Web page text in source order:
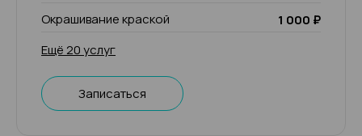
Окрашивание краской
1 000 ₽
Ещё 20 услуг
Записаться